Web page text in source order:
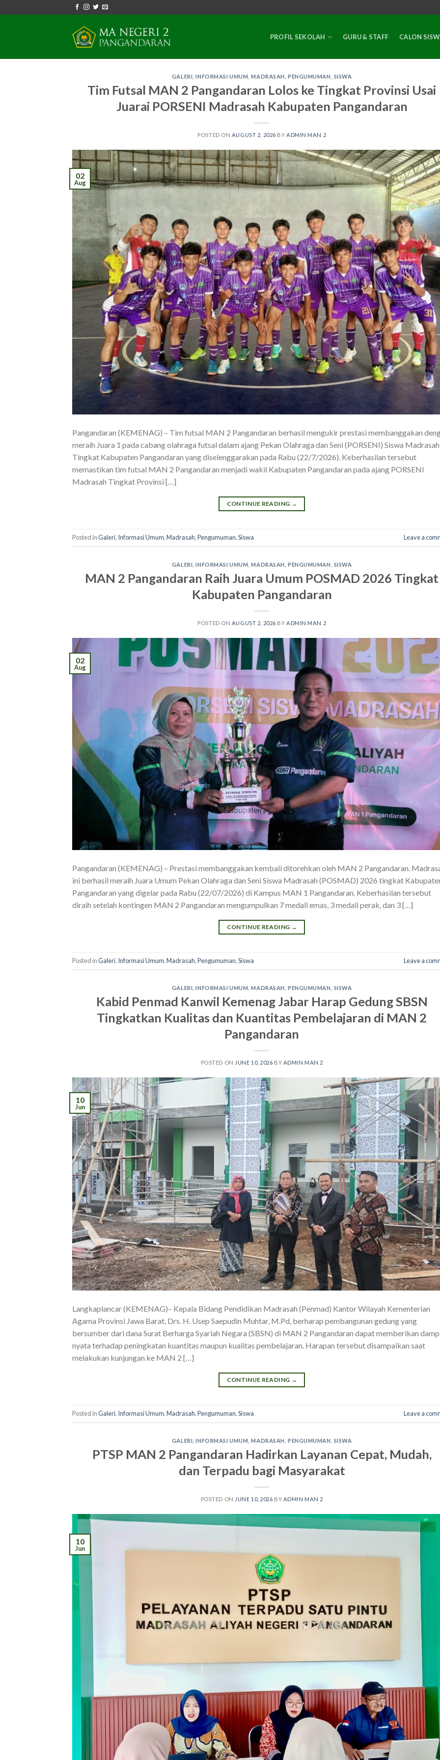
to
PROFIL SEKOLAH GURU & STAFF CALON
GALERI ,INFORMASI UMUM ,MADRASAH ,PENGUMUMAN SISWA
Tim Futsal MAN 2 Pangandaran Lolos ke Tingkat Provinsi Usai
Juarai PORSENI Madrasah Kabupaten Pangandaran
POSTED ON AUGUST 2, 2026 BY ADMIN MAN 2
02
Aug
Pangandaran (KEMENAG) – Tim futsal MAN 2 Pangandaran berhasil mengukir prestasi membanggakan
meraih Juara 1 pada cabang olahraga futsal dalam ajang Pekan Olahraga dan Seni (PORSENI) Siswa Madrasah
Tingkat Kabupaten Pangandaran yang diselenggarakan pada Rabu (22/7/2026). Keberhasilan tersebut
memastikan tim futsal MAN 2 Pangandaran menjadi wakil Kabupaten Pangandaran pada ajang PORSENI
Madrasah Tingkat Provinsi […]
CONTINUE READING →
Posted inGaleri, Informasi Umum,Madrasah,Pengumuman,Siswa Leave a
GALERI ,INFORMASI UMUM ,MADRASAH ,PENGUMUMAN SISWA
MAN 2 Pangandaran Raih Juara Umum POSMAD 2026 Tingkat
Kabupaten Pangandaran
POSTED ON AUGUST 2, 2026 BYADMIN MAN 2
02
Aug
Pangandaran (KEMENAG) – Prestasi membanggakan kembali ditorehkan oleh MAN 2 Pangandaran.
ini berhasil meraih Juara Umum Pekan Olahraga dan Seni Siswa Madrasah (POSMAD) 2026 tingkat
Pangandaran yang digelar pada Rabu (22/07/2026) di Kampus MAN 1 Pangandaran. Keberhasilan tersebut
diraih setelah kontingen MAN 2 Pangandaran mengumpulkan 7 medali emas, 3 medali perak, dan 3 […]
CONTINUE READING →
Posted inGaleri, Informasi Umum,Madrasah,Pengumuman,Siswa Leave a
GALERI ,INFORMASI UMUM ,MADRASAH ,PENGUMUMAN SISWA
Kabid Penmad Kanwil Kemenag Jabar Harap Gedung SBSN
Tingkatkan Kualitas dan Kuantitas Pembelajaran di MAN 2
Pangandaran
POSTED ON JUNE 10, 2026 BY ADMIN MAN 2
10
Jun
Langkaplancar (KEMENAG)– Kepala Bidang Pendidikan Madrasah (Penmad) Kantor Wilayah Kementerian
Agama Provinsi Jawa Barat, Drs. H. Usep Saepudin Muhtar, M.Pd, berharap pembangunan gedung yang
bersumber dari dana Surat Berharga Syariah Negara (SBSN) di MAN 2 Pangandaran dapat memberikan
nyata terhadap peningkatan kuantitas maupun kualitas pembelajaran. Harapan tersebut disampaikan saat
melakukan kunjungan ke MAN 2 […]
CONTINUE READING →
Posted inGaleri, Informasi Umum,Madrasah,Pengumuman,Siswa Leave a
GALERI ,INFORMASI UMUM ,MADRASAH ,PENGUMUMAN SISWA
PTSP MAN 2 Pangandaran Hadirkan Layanan Cepat, Mudah,
dan Terpadu bagi Masyarakat
POSTED ON JUNE 10, 2026 BY ADMIN MAN 2
10
Jun